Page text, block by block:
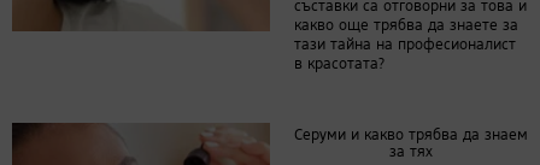
съставки са отговорни за това и
какво още трябва да знаете за
тази тайна на професионалист
в красотата?
Серуми и какво трябва да знаем
за тях